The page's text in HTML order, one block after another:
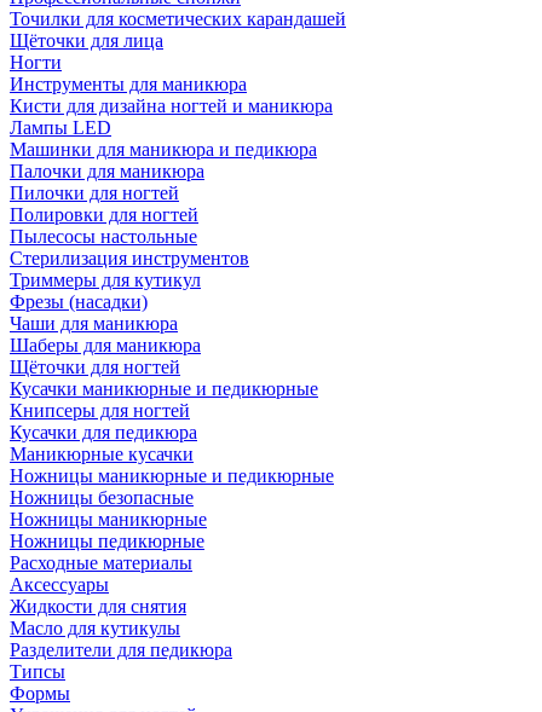
Точилки для косметических карандашей
Щёточки для лица
Ногти
Инструменты для маникюра
Кисти для дизайна ногтей и маникюра
Лампы LED
Машинки для маникюра и педикюра
Палочки для маникюра
Пилочки для ногтей
Полировки для ногтей
Пылесосы настольные
Стерилизация инструментов
Триммеры для кутикул
Фрезы (насадки)
Чаши для маникюра
Шаберы для маникюра
Щёточки для ногтей
Кусачки маникюрные и педикюрные
Книпсеры для ногтей
Кусачки для педикюра
Маникюрные кусачки
Ножницы маникюрные и педикюрные
Ножницы безопасные
Ножницы маникюрные
Ножницы педикюрные
Расходные материалы
Аксессуары
Жидкости для снятия
Масло для кутикулы
Разделители для педикюра
Типсы
Формы